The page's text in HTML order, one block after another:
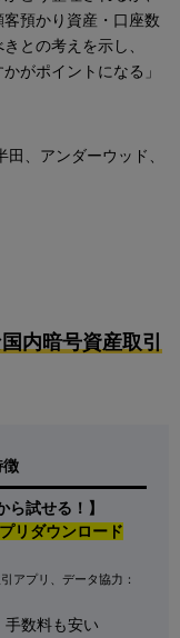
客預かり資産・口座数
との考えを示し、
がポイントになる」
、アンダーウッド、
内暗号資産取引
徴
試せる！】
リダウンロード
アプリ、データ協力：
、手数料も安い